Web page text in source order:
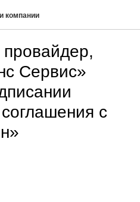
компании
провайдер,
Сервис»
с